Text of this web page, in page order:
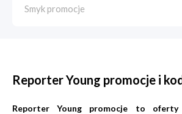
Smyk promocje
Reporter Young promocje i
Reporter Young promocje to oferty